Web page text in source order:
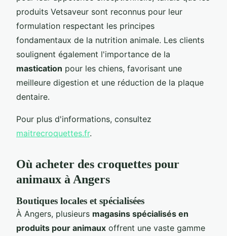
produits Vetsaveur sont reconnus pour leur
formulation respectant les principes
fondamentaux de la nutrition animale. Les clients
soulignent également l'importance de la
mastication pour les chiens, favorisant une
meilleure digestion et une réduction de la plaque
dentaire.
Pour plus d'informations, consultez
maitrecroquettes.fr.
Où acheter des croquettes pour
animaux à Angers
Boutiques locales et spécialisées
À Angers, plusieurs magasins spécialisés en
produits pour animaux offrent une vaste gamme